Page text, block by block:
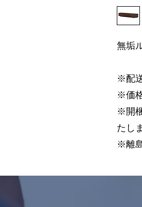
無垢
※配
※価
※開
たし
※離